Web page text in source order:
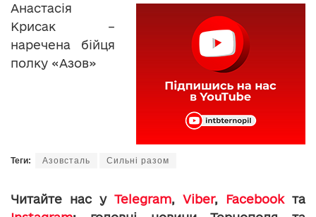
Анастасія
Крисак –
наречена бійця
полку «Азов»
Теги: Азовсталь Сильні разом
Читайте нас у Telegram, Viber, Facebookта